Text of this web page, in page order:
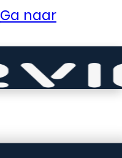
Ga naar